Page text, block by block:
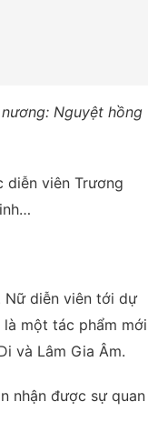
Nguyệt hồng
diễn viên Trương
Nữ diễn viên tới dự
một tác phẩm mới
và Lâm Gia Âm.
nhận được sự quan